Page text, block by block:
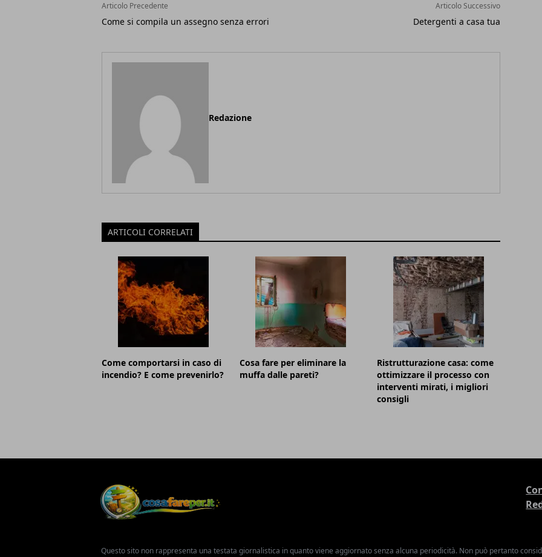
Articolo Precedente
Come si compila un assegno senza errori
Articolo Successivo
Detergenti a casa tua
Redazione
ARTICOLI CORRELATI
Come comportarsi in caso di
incendio? E come prevenirlo?
Cosa fare per eliminare la
muffa dalle pareti?
Ristrutturazione casa: come
ottimizzare il processo con
interventi mirati, i migliori
consigli
Questo sito non rappresenta una testata giornalistica in quanto viene aggiornato senza alcuna periodicità. Non può pertanto